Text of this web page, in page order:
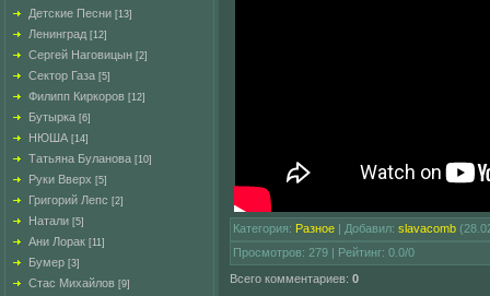
Детские Песни [13]
Ленинград [12]
Сергей Наговицын [2]
Сектор Газа [5]
Филипп Киркоров [12]
Бутырка [6]
НЮША [14]
Татьяна Буланова [10]
Руки Вверх [5]
Григорий Лепс [2]
Натали [5]
Ани Лорак [11]
Бумер [3]
Стас Михайлов [9]
Категория: Разное | Добавил: slavacomb
Просмотров: 279 | Рейтинг: 0.0/0
Всего комментариев: 0